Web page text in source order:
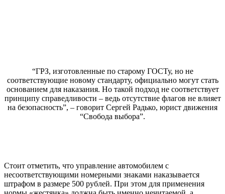
“ГРЗ, изготовленные по старому ГОСТу, но не
соответствующие новому стандарту, официально могут стать
основанием для наказания. Но такой подход не соответствует
принципу справедливости – ведь отсутствие флагов не влияет
на безопасность”, – говорит Сергей Радько, юрист движения
“Свобода выбора”.
Стоит отметить, что управление автомобилем с
несоответствующими номерными знаками наказывается
штрафом в размере 500 рублей. При этом для применения